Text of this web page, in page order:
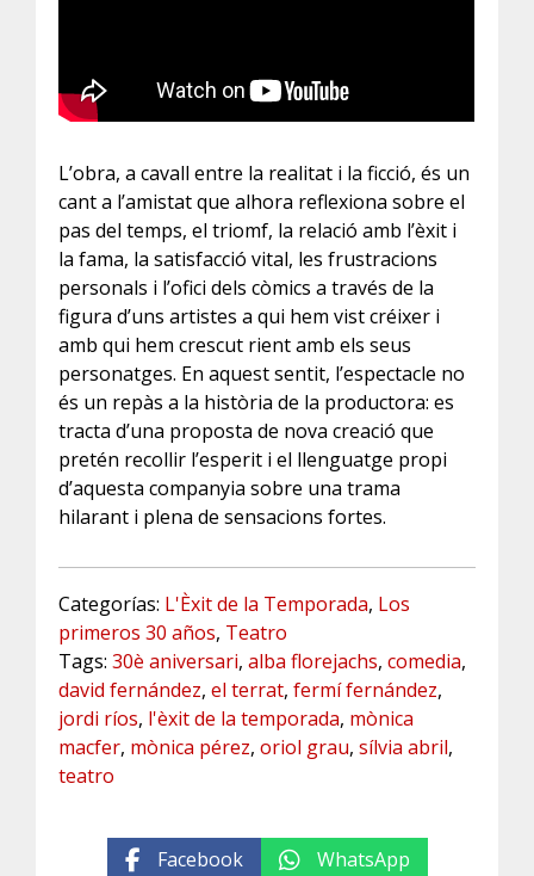
L’obra, a cavall entre la realitat i la ficció, és un
cant a l’amistat que alhora reflexiona sobre el
pas del temps, el triomf, la relació amb l’èxit i
la fama, la satisfacció vital, les frustracions
personals i l’ofici dels còmics a través de la
figura d’uns artistes a qui hem vist créixer i
amb qui hem crescut rient amb els seus
personatges. En aquest sentit, l’espectacle no
és un repàs a la història de la productora: es
tracta d’una proposta de nova creació que
pretén recollir l’esperit i el llenguatge propi
d’aquesta companyia sobre una trama
hilarant i plena de sensacions fortes.
Categorías: L'Èxit de la Temporada, Los
primeros 30 años, Teatro
Tags:30è aniversari,alba florejachs,comedia,
david fernández,el terrat,fermí fernández,
jordi ríos, l'èxit de la temporada, mònica
macfer, mònica pérez,oriol grau,sílvia abril,
teatro
Facebook
WhatsApp